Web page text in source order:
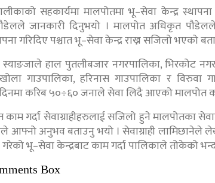
सहकार्यमा मालपोतमा भू–सेवा केन्द्र
जानकारी दिनुभयो । मालपोत अधिकृत
गरिदिए पश्चात भू–सेवा केन्द्र राख्न सजिलो भएको
हाल पुतलीबजार नगरपालिका, भिरकोट
गाउपालिका, हरिनास गाउपालिका र
करिब ५०÷६० जनाले सेवा लिदै आएको मालपोत
काम गर्दा सेवाग्राहीहरुलाई सजिलो हुने मालपोतका
आफ्नो अनुभव बताउनु भयो । सेवाग्राही लामिछानेले
भू–सेवा केन्द्रबाट काम गर्दा पालिकाले तोकेको भन्दा
Box